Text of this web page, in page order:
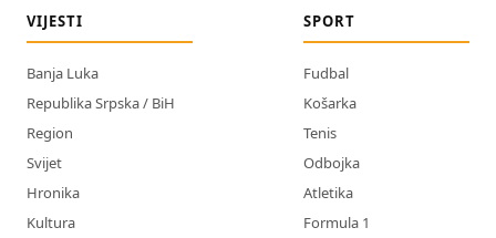
VIJESTI
Banja Luka
Republika Srpska / BiH
Region
Svijet
Hronika
Kultura
SPORT
Fudbal
Košarka
Tenis
Odbojka
Atletika
Formula 1